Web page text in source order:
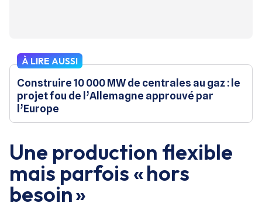
À LIRE AUSSI
Construire 10 000 MW de centrales au gaz : le
projet fou de l’Allemagne approuvé par
l’Europe
Une production flexible
mais parfois « hors
besoin »